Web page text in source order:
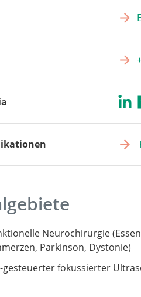
Neurochirurgie
Parkinson, Dystonie)
gesteuerter fokussierter